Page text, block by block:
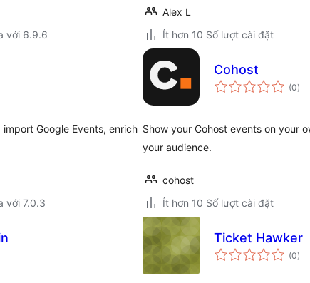
với 6.9.6
Alex L
Ít hơn 10 Số lượt cài đặt
Google Events, enrich
với 7.0.3
Cohost
(0tổng
)
Show your Cohost events on your
your audience.
cohost
Ít hơn 10 Số lượt cài đặt
Ticket Hawker
(0tổng
)